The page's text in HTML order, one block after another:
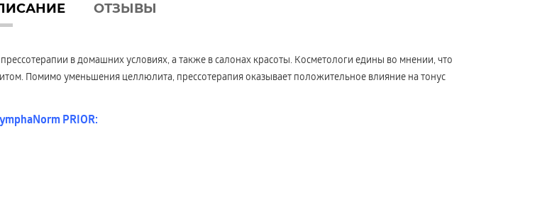
ОТЗЫВЫ
в домашних условиях, а также в салонах красоты. Косметологи едины во мнении, что
Помимо уменьшения целлюлита, прессотерапия оказывает положительное влияние на тонус
PRIOR: